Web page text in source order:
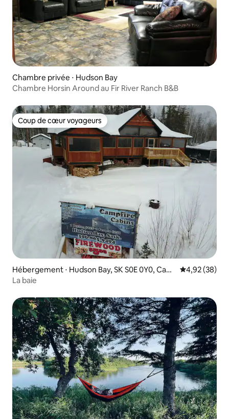
Chambre privée ⋅ Hudson Bay
Chambre Horsin Around au Fir River Ranch B&B
Coup de cœur voyageurs
Coup de cœur voyageurs
Hébergement ⋅ Hudson Bay, SK S0E 0Y0, Cana
da
Évaluation
4,92 (38)
La baie